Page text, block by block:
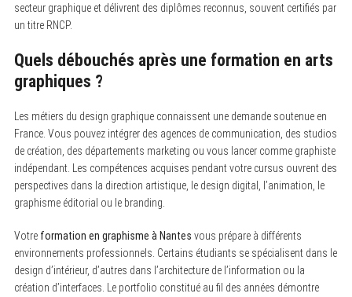
secteur graphique et délivrent des diplômes reconnus, souvent certifiés par
un titre RNCP.
Quels débouchés après une formation en arts
graphiques ?
Les métiers du design graphique connaissent une demande soutenue en
France. Vous pouvez intégrer des agences de communication, des studios
de création, des départements marketing ou vous lancer comme graphiste
indépendant. Les compétences acquises pendant votre cursus ouvrent des
perspectives dans la direction artistique, le design digital, l’animation, le
graphisme éditorial ou le branding.
Votre formation en graphisme à Nantes vous prépare à différents
environnements professionnels. Certains étudiants se spécialisent dans le
design d’intérieur, d’autres dans l’architecture de l’information ou la
création d’interfaces. Le portfolio constitué au fil des années démontre